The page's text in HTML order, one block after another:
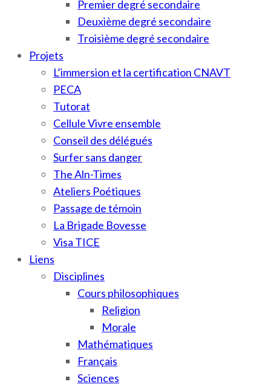
Premier degré secondaire
Deuxième degré secondaire
Troisième degré secondaire
Projets
L’immersion et la certification CNAVT
PECA
Tutorat
Cellule Vivre ensemble
Conseil des délégués
Surfer sans danger
The Aln-Times
Ateliers Poétiques
Passage de témoin
La Brigade Bovesse
Visa TICE
Liens
Disciplines
Cours philosophiques
Religion
Morale
Mathématiques
Français
Sciences